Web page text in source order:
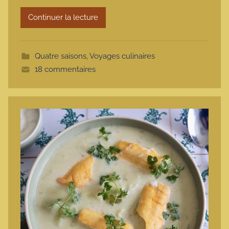
r
m
t
Continuer la lecture
Quatre saisons,Voyages culinaires
18 commentaires